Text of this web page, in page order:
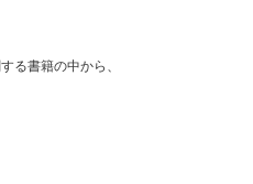
る書籍の中から、